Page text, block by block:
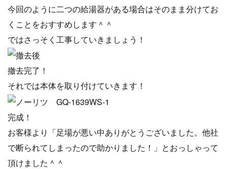
今回のように二つの給湯器がある場合はそのまま分けてお
くことをおすすめします＾＾
ではさっそく工事していきましょう！
撤去完了！
それでは本体を取り付けていきます！
完成！
お客様より「足場が悪い中ありがとうございました。他社
で断られてしまったので助かりました！」とおっしゃって
頂けました＾＾